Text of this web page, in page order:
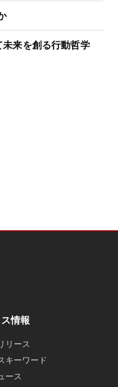
未来を創る行動哲学
情報
リース
キーワード
ース